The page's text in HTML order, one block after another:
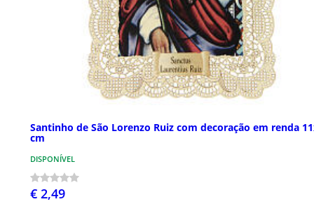
Santinho de São Lorenzo Ruiz com decoração em renda
cm
DISPONÍVEL
€ 2,49